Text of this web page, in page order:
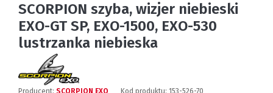
SCORPION szyba, wizjer niebieski
EXO-GT SP, EXO-1500, EXO-530
lustrzanka niebieska
Producent: SCORPION EXO Kod produktu: 153-526-70